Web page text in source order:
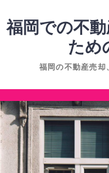
ン
へ
ス
キ
ッ
福岡での不
ため
福岡の不動産売却
コ
ン
テ